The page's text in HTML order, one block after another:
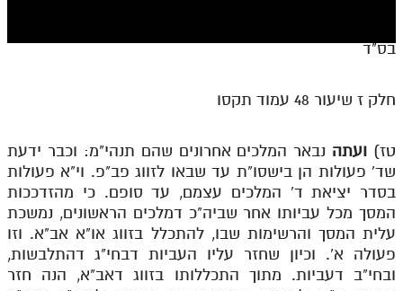
חלק יג
חלק טו
בית שער הכוונות
שידור חי
בס"ד
חלק ז שיעור 48 עמוד תקסו
טז) ועתה נבאר המלכים אחרונים שהם תנהי"מ: וכבר ידעת
שד' פעולות הן בישסו"ת עד שבאו לזווג פב"פ. וי"א פעולות
בסדר יציאת ד' המלכים עצמם, עד סופם. כי מהזדככות
המסך מכל עביותו אחר שביה"כ דמלכים הראשונים, נמשכת
עלית המסך והרשימות שבו, להתכלל בזווג או"א אב"א. וזו
פעולה א'. וכיון שחזר עליו העביות דבחי"ג דהתלבשות,
ובחי"ב דעביות. מתוך התכללותו בזווג דאב"א, הנה חזר